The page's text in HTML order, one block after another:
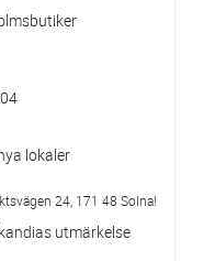
lokaler
24, 171 48 Solna!
utmärkelse